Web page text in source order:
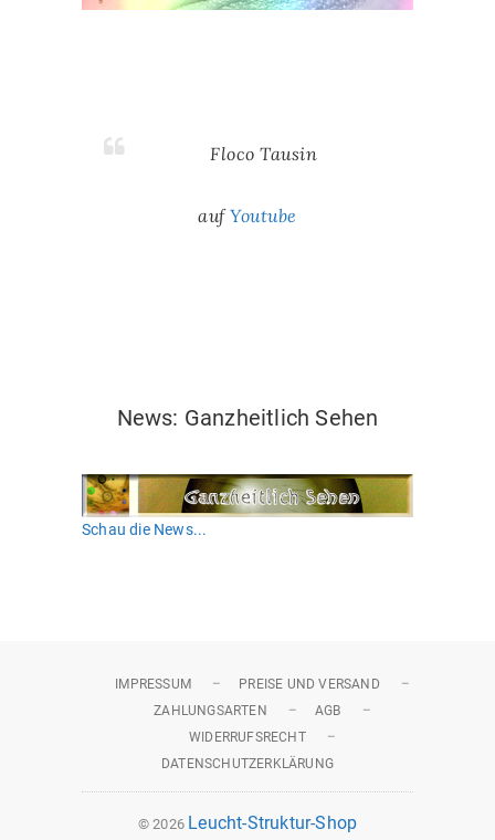
Floco Tausin
aufYoutube
News: Ganzheitlich Sehen
Schau die News...
IMPRESSUM
PREISE UND VERSAND
ZAHLUNGSARTEN
AGB
WIDERRUFSRECHT
DATENSCHUTZERKLÄRUNG
© 2026 Leucht-Struktur-Shop